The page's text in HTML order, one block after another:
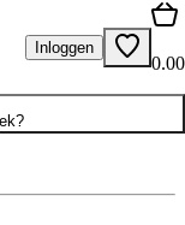
Inloggen
0.00